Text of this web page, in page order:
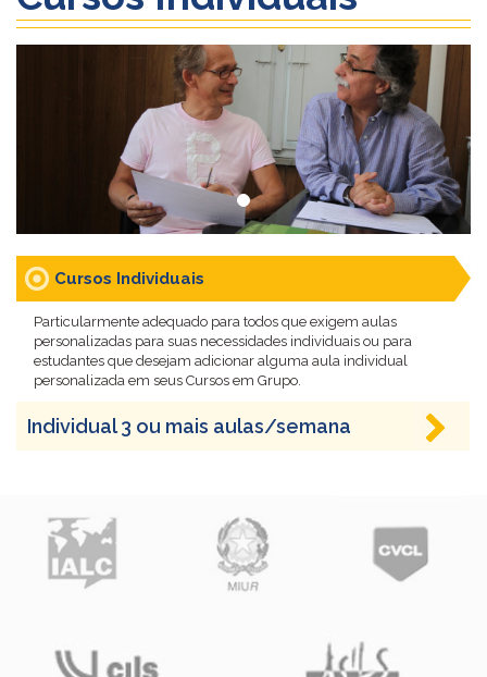
Cursos Individuais
Particularmente adequado para todos que exigem aulas
personalizadas para suas necessidades individuais ou para
estudantes que desejam adicionar alguma aula individual
personalizada em seus Cursos em Grupo.
Individual 3 ou mais aulas/semana